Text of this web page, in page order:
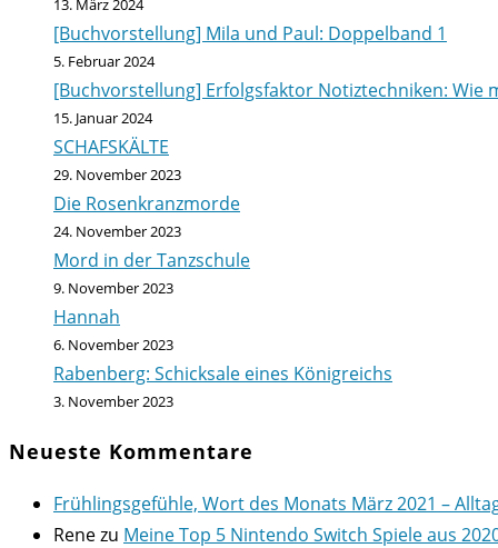
13. März 2024
[Buchvorstellung] Mila und Paul: Doppelband 1
5. Februar 2024
[Buchvorstellung] Erfolgsfaktor Notiztechniken:
15. Januar 2024
SCHAFSKÄLTE
29. November 2023
Die Rosenkranzmorde
24. November 2023
Mord in der Tanzschule
9. November 2023
Hannah
6. November 2023
Rabenberg: Schicksale eines Königreichs
3. November 2023
Neueste Kommentare
Frühlingsgefühle, Wort des Monats März 2021 –
Renezu Meine Top 5 Nintendo Switch Spiele aus